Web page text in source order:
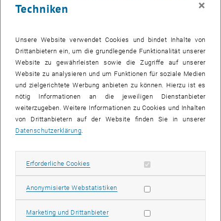
möglich.
möglich! Sollten Sie noch weitere Fragen haben, wenden Sie sich
bitte per Mail an office.amz@ gut.tuwien.ac.at.
Psychologische Beratung
TU Mitarbeiter_innen haben die Möglichkeit, anonym und kostenlos
eine Einzelberatung in der Arbeitspsychologischen Sprechstunde in
Anspruch zu nehmen.
Die Arbeitspsychologische Sprechstunde ist eine kurzfristige
Arbeitspsychologin kann Mitarbeiter_innen bei der Suche nach
einem Psychotherapieplatz auf Krankenkasse unterstützen oder den
Selbsthilfegruppen) erleichtern.
Dieses Angebot ist streng vertraulich, anonym und kostenlos für
Mitarbeiter_innen der TU Wien (nicht für Student_innen).
Techniken
×
Unsere Website verwendet Cookies und bindet Inhalte von
Drittanbietern ein, um die grundlegende Funktionalität unserer
Website zu gewährleisten sowie die Zugriffe auf unserer
Website zu analysieren und um Funktionen für soziale Medien
und zielgerichtete Werbung anbieten zu können. Hierzu ist es
nötig Informationen an die jeweiligen Dienstanbieter
weiterzugeben. Weitere Informationen zu Cookies und Inhalten
von Drittanbietern auf der Website finden Sie in unserer
Datenschutzerklärung.
Erforderliche Cookies Erforderliche Cookies zulassen
Anonymisierte WebstatistikenStatistik Cookies zulassen
Marketing und DrittanbieterMarketing Cookies zulassen